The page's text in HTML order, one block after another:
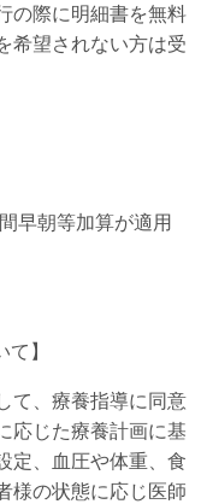
の際に明細書を無料
希望されない方は受
早朝等加算が適用
】
て、療養指導に同意
応じた療養計画に基
定、血圧や体重、食
様の状態に応じ医師